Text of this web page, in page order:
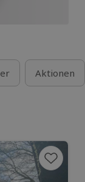
Aktionen